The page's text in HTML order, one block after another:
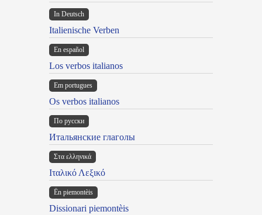
In Deutsch
Italienische Verben
En español
Los verbos italianos
Em portugues
Os verbos italianos
По русски
Итальянские глаголы
Στα ελληνικά
Ιταλικό Λεξικό
Ën piemontèis
Dissionari piemontèis